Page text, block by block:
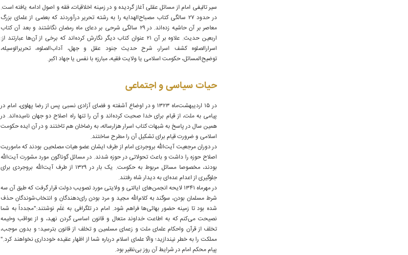
سیر تالیفی امام از مسائل عقلی آغاز گردیده و در زمینه اخلاقیات، فقه و اصول ادامه یافته است.
در حدود ۲۷ سالگی کتاب مصباح‌الهدایه را به رشته تحریر درآوردند که بعضی از علمای بزرگ
معاصر بر آن حاشیه زده‌اند. در ۲۹ سالگی شرحی بر دعای ماه رمضان نگاشتند و بعد آن کتاب
اربعین حدیث. علاوه بر آن ۲۱ عنوان کتاب دیگر نگارش کرده‌اند که برخی از آن‌ها عبارتند از:
اسرارالصلوه کشف اسرار، شرح حدیث جنود عقل و جهل، آداب‌الصلوه، تحریرالوسیله،
توضیح‌المسائل، حکومت اسلامی یا ولایت فقیه، مبارزه با نفس یا جهاد اکبر.
حیات سیاسی و اجتماعی
در ۱۵ اردیبهشت‌ماه ۱۳۲۳ و در اوضاع آشفته و فضای آزادی نسبی پس از رضا پهلوی، امام در
پیامی به ملت، از قیام برای خدا صحبت کرده‌اند و آن را تنها راه اصلاح دو جهان نامیده‌اند. در
همین سال در پاسخ به شبهات کتاب اسرار هزارساله، به رضاخان هم تاختند و در آن ایده حکومت
اسلامی و ضرورت قیام برای تشکیل آن را مطرح ساختند.
در دوران مرجعیت آیت‌الله بروجردی امام از طرف ایشان عضو هیات مصلحین بودند که ماموریت
اصلاح حوزه را داشت و باعث تحولاتی در حوزه شدند. در مسائل گوناگون مورد مشورت آیت‌الله
بودند، مخصوصا مسائل مربوط به حکومت. یک بار در ۱۳۲۹ از طرف آیت‌الله بروجردی برای
جلوگیری از اعدام عده‌ای به دیدار شاه رفتند.
در مهرماه ۱۳۴۱ لایحه انجمن‌های ایالتی و ولایتی مورد تصویب دولت قرار گرفت که طبق آن سه
شرط مسلمان بودن، سوگند به کلام‌الله مجید و مرد بودن رای‌دهندگان و انتخاب‌شوندگان حذف
شده بود تا زمینه حضور بهائی‌ها فراهم شود. امام در تلگرافی به عَلَم نوشتند:"مجدداً به شما
نصیحت می‌کنم که به اطاعت خداوند متعال و قانون اساسی گردن نهید، و از عواقب وخیمه
تخلف از قرآن واحکام علمای ملت و زعمای مسلمین و تخلف از قانون بترسید؛ و بدون موجب،
مملکت را به خطر نیندازید؛ والّا علمای اسلام درباره شما از اظهار عقیده خودداری نخواهند کرد."
پیام محکم امام در شرایط آن روز بی‌نظیر بود.